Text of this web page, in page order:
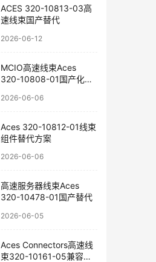
ACES 320-10813-03高
速线束国产替代
2026-06-12
MCIO高速线束Aces
320-10808-01国产化选
2026-06-06
Aces 320-10812-01线束
组件替代方案
2026-06-06
高速服务器线束Aces
320-10478-01国产替代
2026-06-05
Aces Connectors高速线
束320-10161-05兼容替